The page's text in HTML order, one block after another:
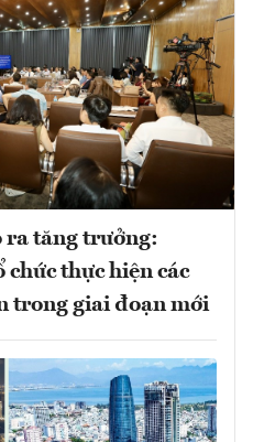
ra tăng trưởng:
chức thực hiện các
trong giai đoạn mới